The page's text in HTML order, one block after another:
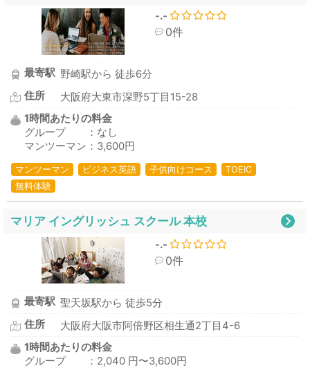
-.-
0件
最寄駅 野崎駅から 徒歩6分
住所
大阪府大東市深野5丁目15-28
1時間あたりの料金
グループ ：なし
マンツーマン：3,600円
マンツーマン ビジネス英語 子供向けコース
TOEIC
無料体験
マリア イングリッシュ スクール 本校
-.-
0件
最寄駅 聖天坂駅から 徒歩5分
住所
大阪府大阪市阿倍野区相生通2丁目4-6
1時間あたりの料金
グループ ：2,040 円〜3,600円